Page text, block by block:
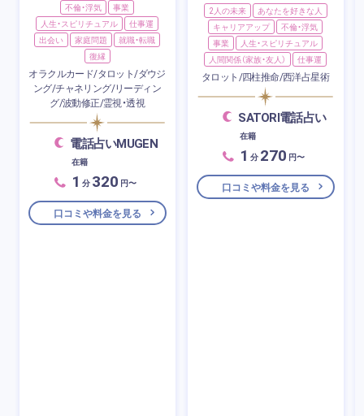
不倫・浮気
事業
人生・スピリチュアル
仕事運
出会い
家庭問題
就職・転職
復縁
オラクルカード/タロット/ダウジ
ング/チャネリング/リーディン
グ/波動修正/霊視・透視
電話占いMUGEN
在籍
1 分 320 円〜
口コミや料金を見る
2人の未来
あなたを好きな人
キャリアアップ
不倫・浮気
事業
人生・スピリチュアル
人間関係（家族・友人）
仕事運
タロット/四柱推命/西洋占星術
SATORI電話占い
在籍
1 分 270 円〜
口コミや料金を見る